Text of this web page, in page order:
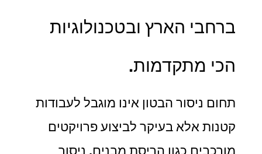
ברחבי הארץ ובטכנולוגיות
הכי מתקדמות.
תחום ניסור הבטון אינו מוגבל לעבודות
קטנות אלא בעיקר לביצוע פרויקטים
מורכבים כגון הריסת מבנים, ניסור